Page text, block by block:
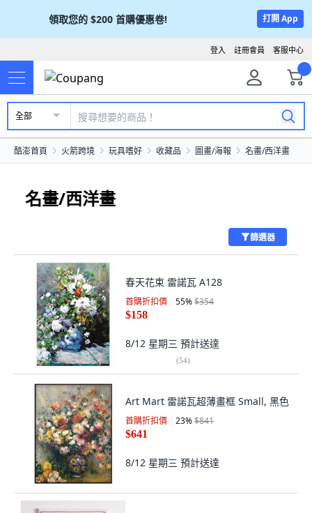
領取您的 $200 首購優惠卷! 打開 App
客服中心
註冊會員
登入
全部
酷澎首頁 火箭跨境 玩具嗜好 收藏品 圖畫/海報 名畫/西洋畫
名畫/西洋畫
篩選器
春天花束 雷諾瓦 A128
首購折扣價 55%$354
$158
8/12 星期三 預計送達
(54)
Art Mart 雷諾瓦超薄畫框 Small, 黑色
首購折扣價 23%$841
$641
8/12 星期三 預計送達